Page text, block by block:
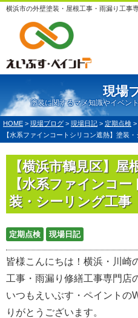
横浜市の外壁塗装・屋根工事・雨漏り工事
現場
塗装に関するマメ知識やイベン
HOME > 現場ブログ > 現場日記 > 定期点検 >
【水系ファインコートシリコン遮熱】塗装
【横浜市鶴見区】
【水系ファインコ
装・シーリング工
定期点検 現場日記
皆様こんにちは！横浜・川崎
工事・雨漏り修繕工事専門店
いつもえいぶす・ペイントの
りがとうございます。